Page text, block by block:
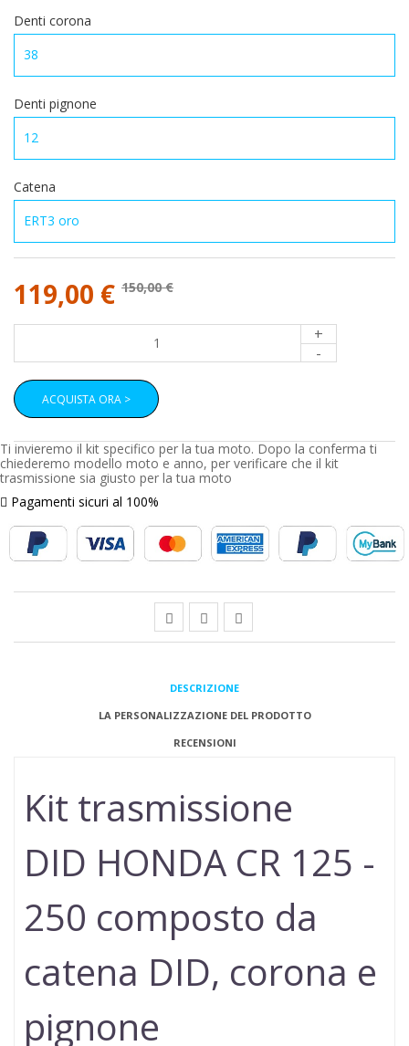
Denti corona
Denti pignone
Catena
119,00 € 150,00 €
+
-
ACQUISTA ORA >
Ti invieremo il kit specifico per la tua moto. Dopo la conferma ti
chiederemo modello moto e anno, per verificare che il kit
trasmissione sia giusto per la tua moto
Pagamenti sicuri al 100%
DESCRIZIONE
LA PERSONALIZZAZIONE DEL PRODOTTO
RECENSIONI
Kit trasmissione
DID HONDA CR 125 -
250 composto da
catena DID, corona e
pignone